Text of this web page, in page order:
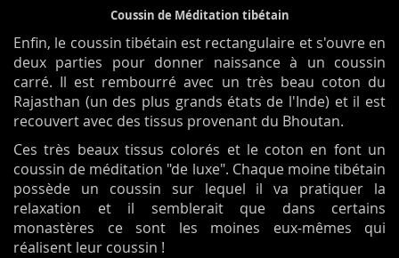
Coussin de Méditation tibétain
Enfin, le coussin tibétain est rectangulaire et s'ouvre en
deux parties pour donner naissance à un coussin
carré. Il est rembourré avec un très beau coton du
Rajasthan (un des plus grands états de l'Inde) et il est
recouvert avec des tissus provenant du Bhoutan.
Ces très beaux tissus colorés et le coton en font un
coussin de méditation "de luxe". Chaque moine tibétain
possède un coussin sur lequel il va pratiquer la
relaxation et il semblerait que dans certains
monastères ce sont les moines eux-mêmes qui
réalisent leur coussin !